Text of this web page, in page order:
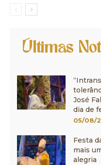
Últimas
José
dia de
05/08/
Festa
mais
alegria